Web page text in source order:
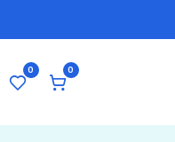
0 0